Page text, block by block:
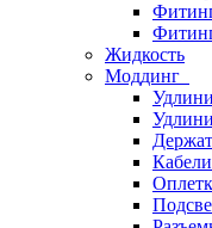
Жидкость
Моддинг